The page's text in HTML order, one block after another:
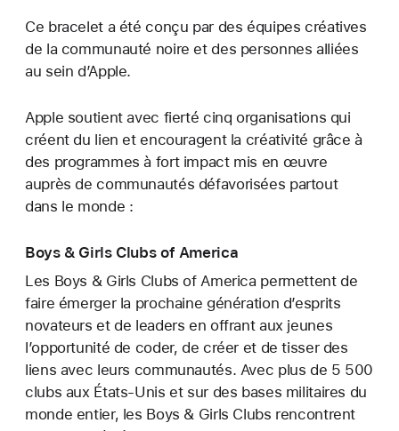
Ce bracelet a été conçu par des équipes créatives
de la communauté noire et des personnes alliées
au sein d’Apple.
Apple soutient avec fierté cinq organisations qui
créent du lien et encouragent la créativité grâce à
des programmes à fort impact mis en œuvre
auprès de communautés défavorisées partout
dans le monde :
Boys & Girls Clubs of America
Les Boys & Girls Clubs of America permettent de
faire émerger la prochaine génération d’esprits
novateurs et de leaders en offrant aux jeunes
l’opportunité de coder, de créer et de tisser des
liens avec leurs communautés. Avec plus de 5 500
clubs aux États-Unis et sur des bases militaires du
monde entier, les Boys & Girls Clubs rencontrent